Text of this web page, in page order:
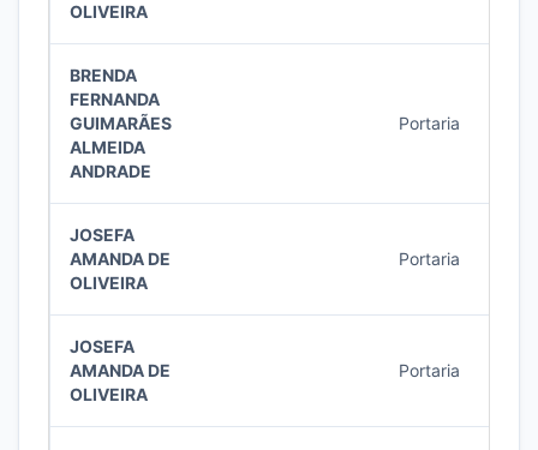
OLIVEIRA
BRENDA
FERNANDA
GUIMARÃES
ALMEIDA
ANDRADE
Portaria
JOSEFA
AMANDA DE
OLIVEIRA
Portaria
JOSEFA
AMANDA DE
OLIVEIRA
Portaria